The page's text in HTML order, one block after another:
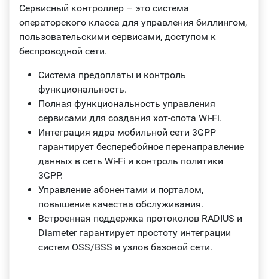
Сервисный контроллер – это система
операторского класса для управления биллингом,
пользовательскими сервисами, доступом к
беспроводной сети.
Система предоплаты и контроль
функциональность.
Полная функциональность управления
сервисами для создания хот-спота Wi‑Fi.
Интеграция ядра мобильной сети 3GPP
гарантирует бесперебойное перенаправление
данных в сеть Wi-Fi и контроль политики
3GPP.
Управление абонентами и порталом,
повышение качества обслуживания.
Встроенная поддержка протоколов RADIUS и
Diameter гарантирует простоту интеграции
систем OSS/BSS и узлов базовой сети.